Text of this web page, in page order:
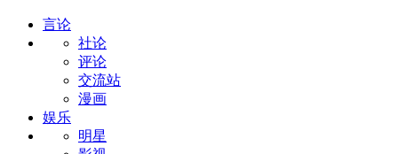
言论
社论
评论
交流站
漫画
娱乐
明星